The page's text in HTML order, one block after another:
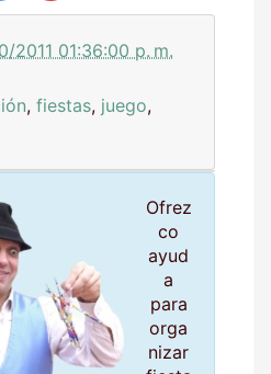
2011 01:36:00 p. m.
, fiestas, juego,
Ofrez
co
ayud
a
para
orga
nizar